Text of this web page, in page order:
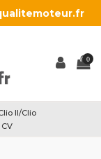
0
II/Clio